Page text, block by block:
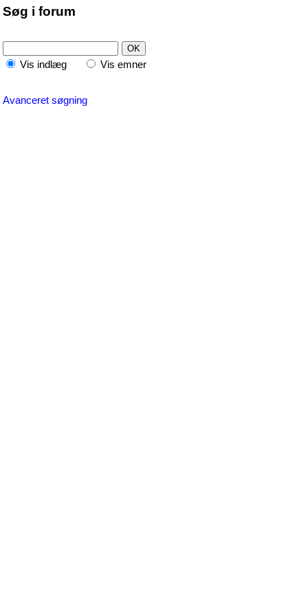
Søg i forum
Vis indlæg Vis emner
Avanceret søgning